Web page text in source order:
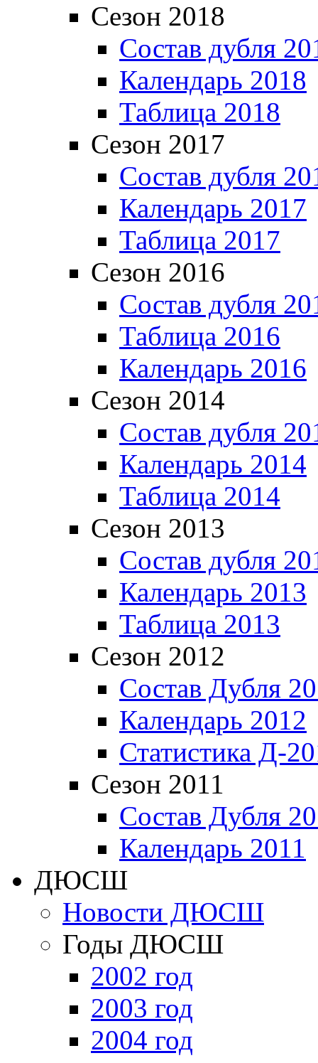
Сезон 2018
Состав дубля
Календарь 2018
Таблица 2018
Сезон 2017
Состав дубля
Календарь 2017
Таблица 2017
Сезон 2016
Состав дубля
Таблица 2016
Календарь 2016
Сезон 2014
Состав дубля
Календарь 2014
Таблица 2014
Сезон 2013
Состав дубля
Календарь 2013
Таблица 2013
Сезон 2012
Состав Дубля
Календарь 2012
Статистика Д-
Сезон 2011
Состав Дубля
Календарь 2011
ДЮСШ
Новости ДЮСШ
Годы ДЮСШ
2002 год
2003 год
2004 год